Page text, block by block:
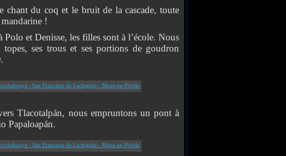
chant du coq et le bruit de la cascade, toute
!
et Denisse, les filles sont à l’école. Nous
ses trous et ses portions de goudron
nous empruntons un pont à
Papaloapán.